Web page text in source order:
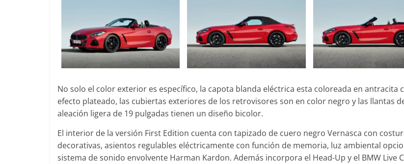
No solo el color exterior es específico, la capota blanda eléctrica esta coloreada en antracita
efecto plateado, las cubiertas exteriores de los retrovisores son en color negro y las llantas
aleación ligera de 19 pulgadas tienen un diseño bicolor.
El interior de la versión First Edition cuenta con tapizado de cuero negro Vernasca con
decorativas, asientos regulables eléctricamente con función de memoria, luz ambiental
sistema de sonido envolvente Harman Kardon. Además incorpora el Head-Up y el BMW Live
Mercedes-
años de
21 de octubre de